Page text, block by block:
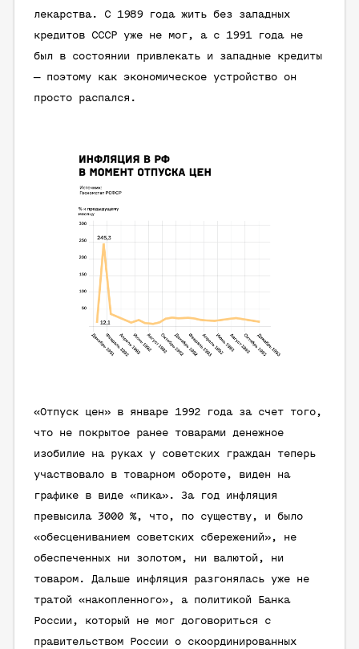
лекарства. С 1989 года жить без западных
кредитов СССР уже не мог, а с 1991 года не
был в состоянии привлекать и западные кредиты
— поэтому как экономическое устройство он
просто распался.
«Отпуск цен» в январе 1992 года за счет того,
что не покрытое ранее товарами денежное
изобилие на руках у советских граждан теперь
участвовало в товарном обороте, виден на
графике в виде «пика». За год инфляция
превысила 3000 %, что, по существу, и было
«обесцениванием советских сбережений», не
обеспеченных ни золотом, ни валютой, ни
товаром. Дальше инфляция разгонялась уже не
тратой «накопленного», а политикой Банка
России, который не мог договориться с
правительством России о скоординированных